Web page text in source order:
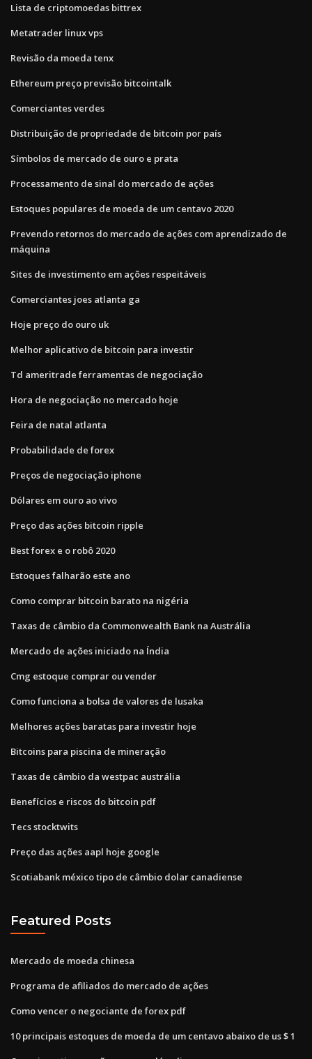
Lista de criptomoedas bittrex
Metatrader linux vps
Revisão da moeda tenx
Ethereum preço previsão bitcointalk
Comerciantes verdes
Distribuição de propriedade de bitcoin por país
Símbolos de mercado de ouro e prata
Processamento de sinal do mercado de ações
Estoques populares de moeda de um centavo 2020
Prevendo retornos do mercado de ações com aprendizado de
máquina
Sites de investimento em ações respeitáveis
Comerciantes joes atlanta ga
Hoje preço do ouro uk
Melhor aplicativo de bitcoin para investir
Td ameritrade ferramentas de negociação
Hora de negociação no mercado hoje
Feira de natal atlanta
Probabilidade de forex
Preços de negociação iphone
Dólares em ouro ao vivo
Preço das ações bitcoin ripple
Best forex e o robô 2020
Estoques falharão este ano
Como comprar bitcoin barato na nigéria
Taxas de câmbio da Commonwealth Bank na Austrália
Mercado de ações iniciado na Índia
Cmg estoque comprar ou vender
Como funciona a bolsa de valores de lusaka
Melhores ações baratas para investir hoje
Bitcoins para piscina de mineração
Taxas de câmbio da westpac austrália
Benefícios e riscos do bitcoin pdf
Tecs stocktwits
Preço das ações aapl hoje google
Scotiabank méxico tipo de câmbio dolar canadiense
Featured Posts
Mercado de moeda chinesa
Programa de afiliados do mercado de ações
Como vencer o negociante de forex pdf
10 principais estoques de moeda de um centavo abaixo de us $ 1